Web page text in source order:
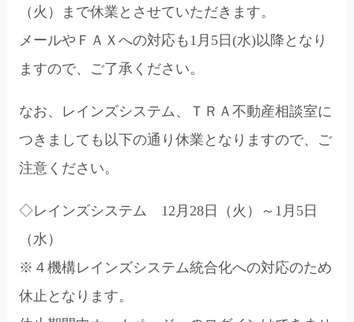
（火）まで休業とさせていただきます。
メールやＦＡＸへの対応も1月5日(水)以降となり
ますので、ご了承ください。
なお、レインズシステム、ＴＲＡ不動産相談室に
つきましても以下の通り休業となりますので、ご
注意ください。
◇レインズシステム 12月28日（火）～1月5日
（水）
※４機構レインズシステム統合化への対応のため
休止となります。